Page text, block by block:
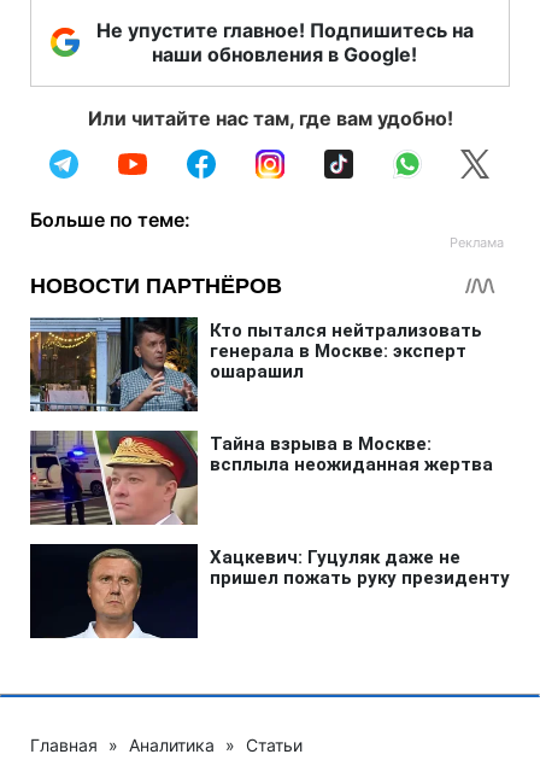
Не упустите главное! Подпишитесь на
наши обновления в Google!
Или читайте нас там, где вам удобно!
Больше по теме:
Главная » Аналитика » Статьи